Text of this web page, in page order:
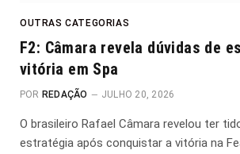
OUTRAS CATEGORIAS
F2: Câmara revela dúvidas de
vitória em Spa
POR REDAÇÃO JULHO 20, 2026
O brasileiro Rafael Câmara revelou ter
estratégia após conquistar a vitória na